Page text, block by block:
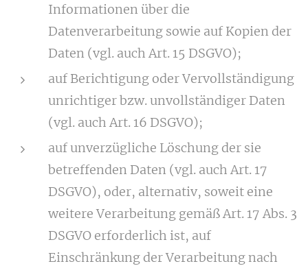
Informationen über die
Datenverarbeitung sowie auf Kopien der
Daten (vgl. auch Art. 15 DSGVO);
auf Berichtigung oder Vervollständigung
unrichtiger bzw. unvollständiger Daten
(vgl. auch Art. 16 DSGVO);
auf unverzügliche Löschung der sie
betreffenden Daten (vgl. auch Art. 17
DSGVO), oder, alternativ, soweit eine
weitere Verarbeitung gemäß Art. 17 Abs. 3
DSGVO erforderlich ist, auf
Einschränkung der Verarbeitung nach